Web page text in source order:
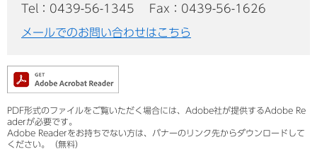
Tel：0439-56-1345
Fax：0439-56-1626
メールでのお問い合わせはこちら
PDF形式のファイルをご覧いただく場合には、Adobe社が提供するAdobe Re
aderが必要です。
Adobe Readerをお持ちでない方は、バナーのリンク先からダウンロードして
ください。（無料）